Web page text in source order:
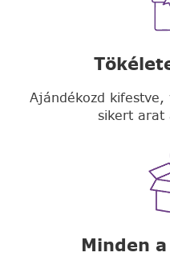
Ajándékozd
sikert arat
Minden